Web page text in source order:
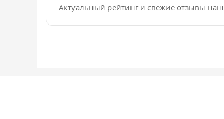
Актуальный рейтинг и свежие отзывы